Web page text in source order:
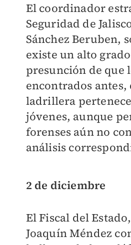
El coordinador
Seguridad de
Sánchez Beruben,
existe un alto
presunción de que
encontrados antes,
ladrillera
jóvenes, aunque
forenses aún no
análisis
2 de diciembre
El Fiscal del
Joaquín Méndez